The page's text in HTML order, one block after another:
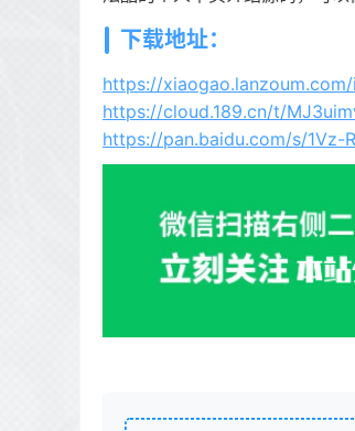
下载地址：
https://xiaogao.lanzoum.com/
https://cloud.189.cn/t/
https://pan.baidu.com/s/1Vz-